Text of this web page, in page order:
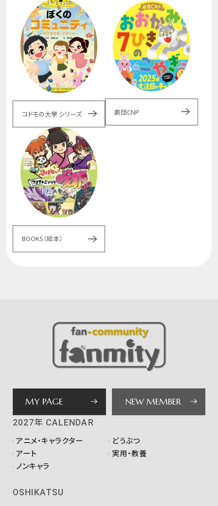
コドモの大學 シリーズ 劇団CNP
BOOKS（絵本）
MY PAGE NEW MEMBER
2027年 CALENDAR
アニメ・キャラクター
どうぶつ
アート
実用・教養
ノンキャラ
OSHIKATSU